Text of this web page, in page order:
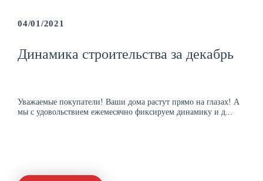
04/01/2021
Динамика строительства за декабрь
Уважаемые покупатели! Ваши дома растут прямо на глазах! А
мы с удовольствием ежемесячно фиксируем динамику и д...